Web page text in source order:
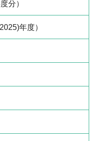
分）
年度）